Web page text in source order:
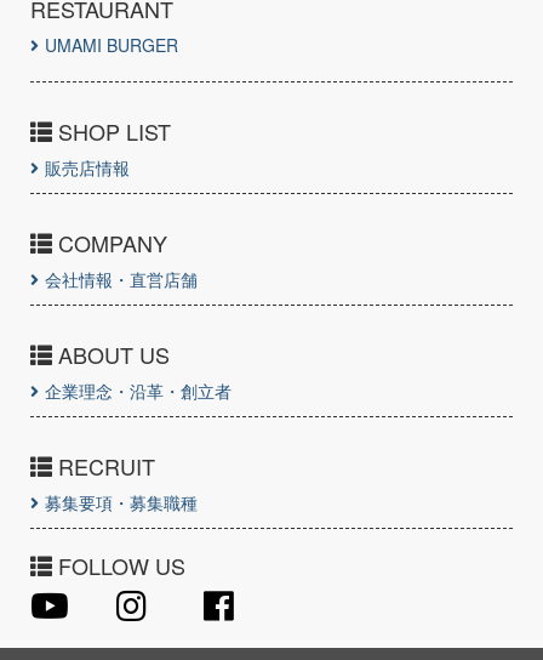
RESTAURANT
UMAMI BURGER
SHOP LIST
販売店情報
COMPANY
会社情報・直営店舗
ABOUT US
企業理念・沿革・創立者
RECRUIT
募集要項・募集職種
FOLLOW US